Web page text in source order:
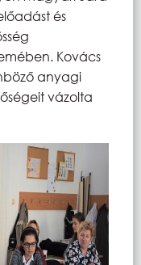
és
Kovács
anyagi
vázolta